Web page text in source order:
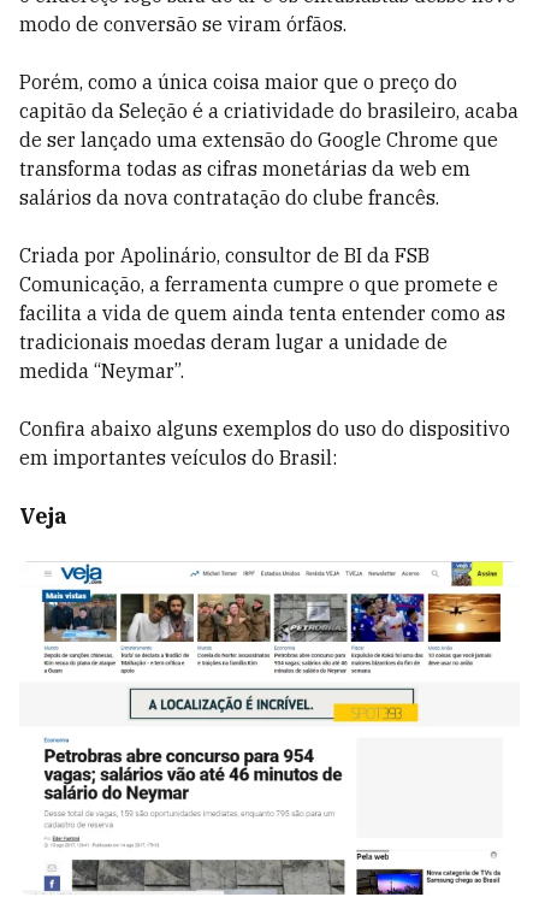
modo de conversão se viram órfãos.
Porém, como a única coisa maior que o preço do
capitão da Seleção é a criatividade do brasileiro, acaba
de ser lançado uma extensão do Google Chrome que
transforma todas as cifras monetárias da web em
salários da nova contratação do clube francês.
Criada por Apolinário, consultor de BI da FSB
Comunicação, a ferramenta cumpre o que promete e
facilita a vida de quem ainda tenta entender como as
tradicionais moedas deram lugar a unidade de
medida “Neymar”.
Confira abaixo alguns exemplos do uso do dispositivo
em importantes veículos do Brasil:
Veja